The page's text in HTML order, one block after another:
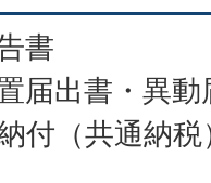
書
届出書・異動
付（共通納税